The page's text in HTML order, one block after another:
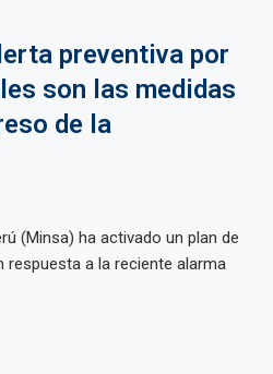
preventiva por
son las medidas
de la
(Minsa) ha activado un plan de
respuesta a la reciente alarma